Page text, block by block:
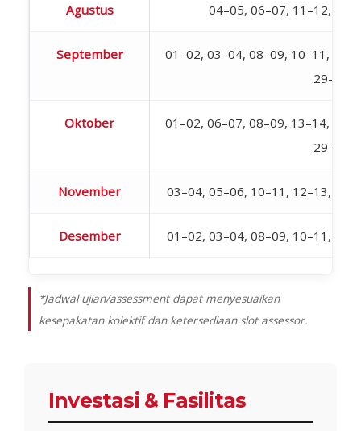
Agustus 04–05, 06–07, 11–12,
September
01–02, 03–04, 08–09, 10–11,
29–30
Oktober
01–02, 06–07, 08–09, 13–14,
29–30
November 03–04, 05–06, 10–11, 12–13,
Desember 01–02, 03–04, 08–09, 10–11,
*Jadwal ujian/assessment dapat menyesuaikan
kesepakatan kolektif dan ketersediaan slot assessor.
Investasi & Fasilitas